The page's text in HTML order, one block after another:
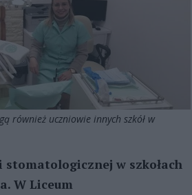
również uczniowie innych szkół w
stomatologicznej w szkołach
W Liceum